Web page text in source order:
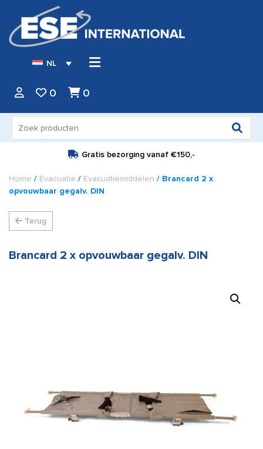
NL
0 0
naar:
Gratis bezorging vanaf €150,-
Home / Evacuatie / Evacuatiemiddelen / Brancard 2 x
opvouwbaar gegalv. DIN
Terug
Brancard 2 x opvouwbaar gegalv. DIN